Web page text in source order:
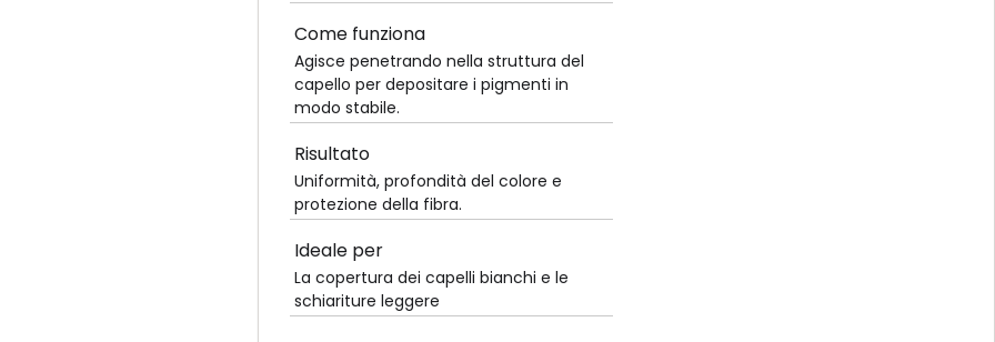
Come funziona
Agisce penetrando nella struttura del
capello per depositare i pigmenti in
modo stabile.
Risultato
Uniformità, profondità del colore e
protezione della fibra.
Ideale per
La copertura dei capelli bianchi e le
schiariture leggere